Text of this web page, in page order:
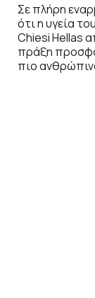
Σε πλήρη
ότι η υγεία
Chiesi Hellas
πράξη
πιο